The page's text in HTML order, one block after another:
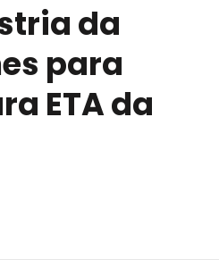
da
para
ETA da